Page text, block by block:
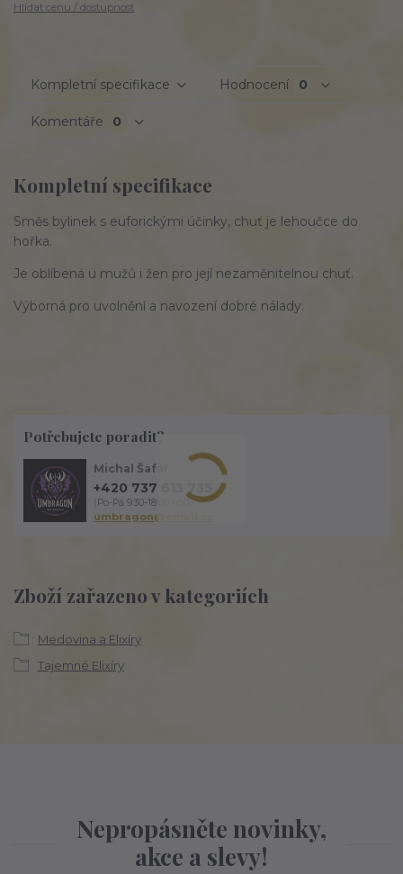
Hlídat cenu / dostupnost
Kompletní specifikace Hodnocení 0
Komentáře 0
Kompletní specifikace
Směs bylinek s euforickými účinky, chuť je lehoučce do
hořka.
Je oblíbená u mužů i žen pro její nezaměnitelnou chuť.
Výborná pro uvolnění a navození dobré nálady.
Zboží zařazeno v kategoriích
Medovina a Elixíry
Tajemné Elixíry
Potřebujete poradit?
Michal Šafář
+420 737 613 735
(Po-Pá 9:30-18:00 hod.)
umbragon@email.cz
Nepropásněte novinky,
akce a slevy!